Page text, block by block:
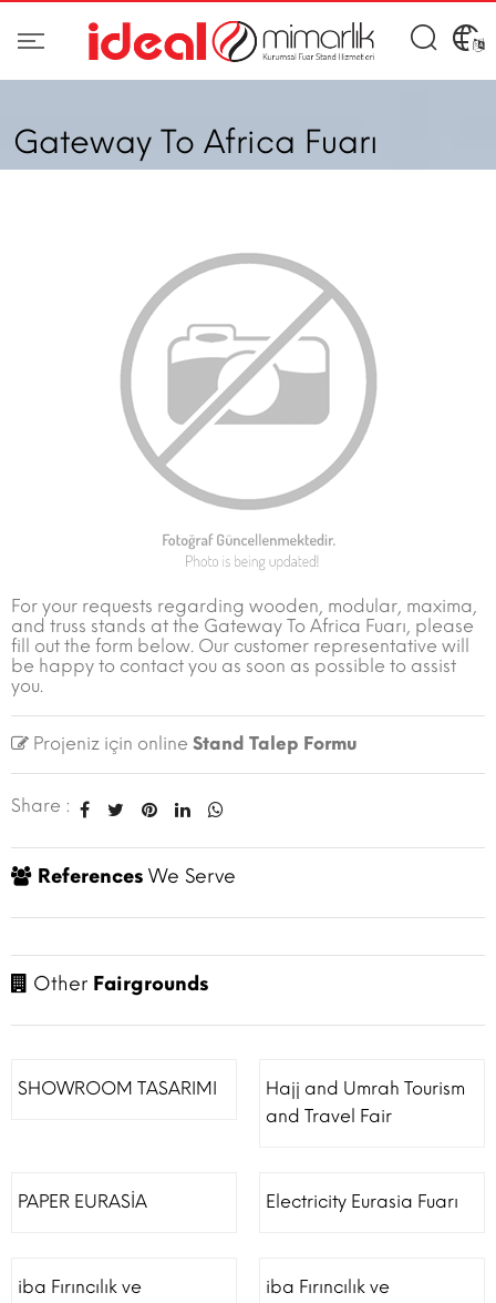
Gateway To Africa Fuarı
For your requests regarding wooden, modular, maxima,
and truss stands at the Gateway To Africa Fuarı, please
fill out the form below. Our customer representative will
be happy to contact you as soon as possible to assist
you.
Projeniz için online Stand Talep Formu
Share :
References We Serve
Other Fairgrounds
SHOWROOM TASARIMI
Hajj and Umrah Tourism
and Travel Fair
PAPER EURASİA Electricity Eurasia Fuarı
iba Fırıncılık ve
iba Fırıncılık ve